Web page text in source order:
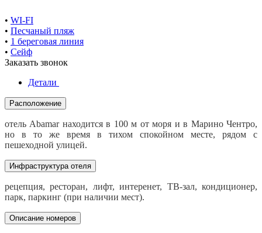
• WI-FI
• Песчаный пляж
• 1 береговая линия
• Сейф
Заказать звонок
Детали
Расположение
отель Abamar находится в 100 м от моря и в Марино Чентро,
но в то же время в тихом спокойном месте, рядом с
пешеходной улицей.
Инфраструктура отеля
рецепция, ресторан, лифт, интеренет, ТВ-зал, кондиционер,
парк, паркинг (при наличии мест).
Описание номеров